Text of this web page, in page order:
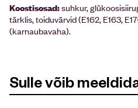
Koostisosad:suhkur,
tärklis, toiduvärvid (E162, E163,
(karnaubavaha).
Sulle võib